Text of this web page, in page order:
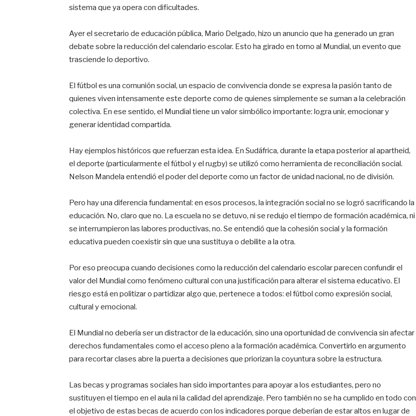
sistema que ya opera con dificultades.
Ayer el secretario de educación pública, Mario Delgado, hizo un anuncio que ha generado un gran
debate sobre la reducción del calendario escolar. Esto ha girado en torno al Mundial, un evento que
trasciende lo deportivo.
El fútbol es una comunión social, un espacio de convivencia donde se expresa la pasión tanto de
quienes viven intensamente este deporte como de quienes simplemente se suman a la celebración
colectiva. En ese sentido, el Mundial tiene un valor simbólico importante: logra unir, emocionar y
generar identidad compartida.
Hay ejemplos históricos que refuerzan esta idea. En Sudáfrica, durante la etapa posterior al apartheid,
el deporte (particularmente el fútbol y el rugby) se utilizó como herramienta de reconciliación social.
Nelson Mandela entendió el poder del deporte como un factor de unidad nacional, no de división.
Pero hay una diferencia fundamental: en esos procesos, la integración social no se logró sacrificando la
educación. No, claro que no. La escuela no se detuvo, ni se redujo el tiempo de formación académica, ni
se interrumpieron las labores productivas, no. Se entendió que la cohesión social y la formación
educativa pueden coexistir sin que una sustituya o debilite a la otra.
Por eso preocupa cuando decisiones como la reducción del calendario escolar parecen confundir el
valor del Mundial como fenómeno cultural con una justificación para alterar el sistema educativo. El
riesgo está en politizar o partidizar algo que, pertenece a todos: el fútbol como expresión social,
cultural y emocional.
El Mundial no debería ser un distractor de la educación, sino una oportunidad de convivencia sin afectar
derechos fundamentales como el acceso pleno a la formación académica. Convertirlo en argumento
para recortar clases abre la puerta a decisiones que priorizan la coyuntura sobre la estructura.
Las becas y programas sociales han sido importantes para apoyar a los estudiantes, pero no
sustituyen el tiempo en el aula ni la calidad del aprendizaje. Pero también no se ha cumplido en todo con
el objetivo de estas becas de acuerdo con los indicadores porque deberían de estar altos en lugar de